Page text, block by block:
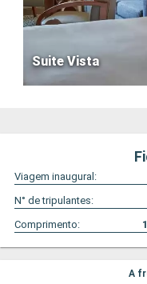
Suite Vista
Viagem inaugural:
N° de tripulantes:
Comprimento:
A